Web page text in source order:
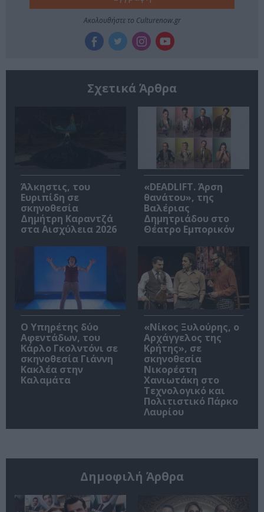
Ακολουθήστε το Culturenow.gr
Σχετικά Άρθρα
Άλκηστις, του
Ευριπίδη σε
σκηνοθεσία
Δημήτρη Καραντζά
στα Αισχύλεια 2026
«DEADLIFT. Άρση
θανάτου», της
Βαλέριας
Δημητριάδου στο
Θέατρο Εμπορικόν
Ο Υπηρέτης δύο
Αφεντάδων, του
Κάρλο Γκολντόνι σε
σκηνοθεσία Γιάννη
Κακλέα στην
Καλαμάτα
«Νίκος Ξυλούρης, ο
Αρχάγγελος της
Κρήτης», σε
σκηνοθεσία
Νικορέστη
Χανιωτάκη στο
Τεχνολογικό και
Πολιτιστικό Πάρκο
Λαυρίου
Δημοφιλή Άρθρα